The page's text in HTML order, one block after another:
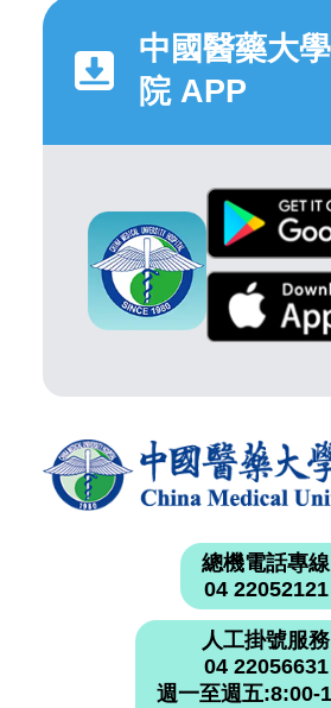
中國醫藥大
院 APP
總機電話專線
04 22052121
人工掛號服務
04 22056631
週一至週五:8:00-